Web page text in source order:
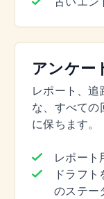
アンケー
レポート、追
な、すべての
に保ちます。
レポート
ドラフ
のステー